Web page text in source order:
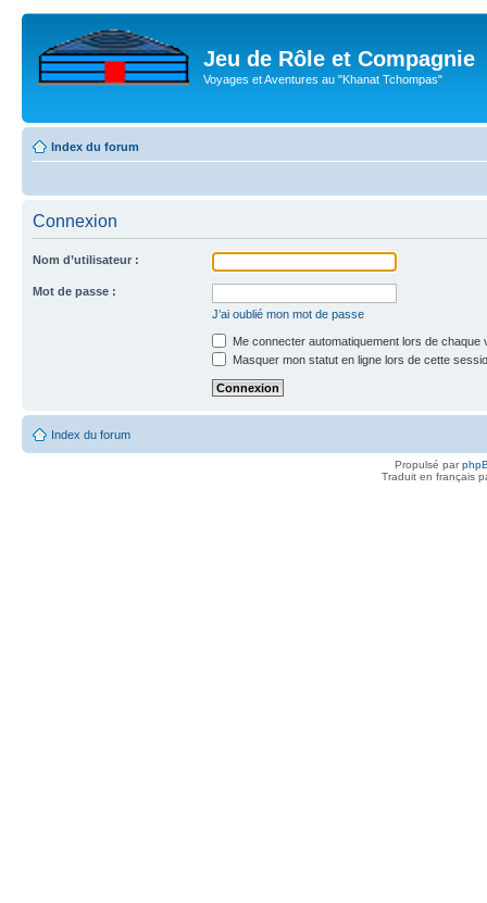
Jeu de Rôle et Compagnie
Voyages et Aventures au "Khanat Tchompas"
Index du forum
Connexion
Nom d’utilisateur :
Mot de passe :
J’ai oublié mon mot de passe
Me connecter automatiquement lors de chaque
Masquer mon statut en ligne lors de cette
Index du forum
Propulsé par
Traduit en français